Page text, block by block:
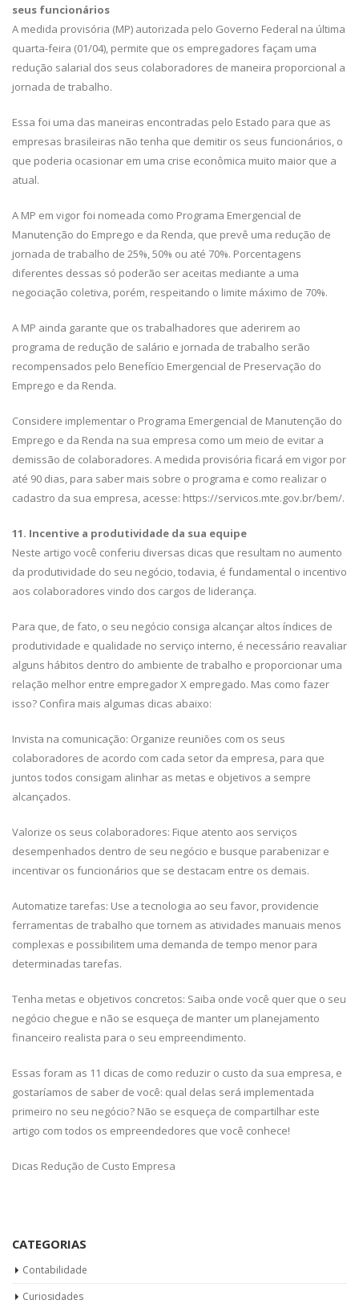
seus funcionários
A medida provisória (MP) autorizada pelo Governo Federal na última
quarta-feira (01/04), permite que os empregadores façam uma
redução salarial dos seus colaboradores de maneira proporcional a
jornada de trabalho.
Essa foi uma das maneiras encontradas pelo Estado para que as
empresas brasileiras não tenha que demitir os seus funcionários, o
que poderia ocasionar em uma crise econômica muito maior que a
atual.
A MP em vigor foi nomeada como Programa Emergencial de
Manutenção do Emprego e da Renda, que prevê uma redução de
jornada de trabalho de 25%, 50% ou até 70%. Porcentagens
diferentes dessas só poderão ser aceitas mediante a uma
negociação coletiva, porém, respeitando o limite máximo de 70%.
A MP ainda garante que os trabalhadores que aderirem ao
programa de redução de salário e jornada de trabalho serão
recompensados pelo Benefício Emergencial de Preservação do
Emprego e da Renda.
Considere implementar o Programa Emergencial de Manutenção do
Emprego e da Renda na sua empresa como um meio de evitar a
demissão de colaboradores. A medida provisória ficará em vigor por
até 90 dias, para saber mais sobre o programa e como realizar o
cadastro da sua empresa, acesse: https://servicos.mte.gov.br/bem/.
11. Incentive a produtividade da sua equipe
Neste artigo você conferiu diversas dicas que resultam no aumento
da produtividade do seu negócio, todavia, é fundamental o incentivo
aos colaboradores vindo dos cargos de liderança.
Para que, de fato, o seu negócio consiga alcançar altos índices de
produtividade e qualidade no serviço interno, é necessário reavaliar
alguns hábitos dentro do ambiente de trabalho e proporcionar uma
relação melhor entre empregador X empregado. Mas como fazer
isso? Confira mais algumas dicas abaixo:
Invista na comunicação: Organize reuniões com os seus
colaboradores de acordo com cada setor da empresa, para que
juntos todos consigam alinhar as metas e objetivos a sempre
alcançados.
Valorize os seus colaboradores: Fique atento aos serviços
desempenhados dentro de seu negócio e busque parabenizar e
incentivar os funcionários que se destacam entre os demais.
Automatize tarefas: Use a tecnologia ao seu favor, providencie
ferramentas de trabalho que tornem as atividades manuais menos
complexas e possibilitem uma demanda de tempo menor para
determinadas tarefas.
Tenha metas e objetivos concretos: Saiba onde você quer que o seu
negócio chegue e não se esqueça de manter um planejamento
financeiro realista para o seu empreendimento.
Essas foram as 11 dicas de como reduzir o custo da sua empresa, e
gostaríamos de saber de você: qual delas será implementada
primeiro no seu negócio? Não se esqueça de compartilhar este
artigo com todos os empreendedores que você conhece!
Dicas Redução de Custo Empresa
CATEGORIAS
Contabilidade
Curiosidades